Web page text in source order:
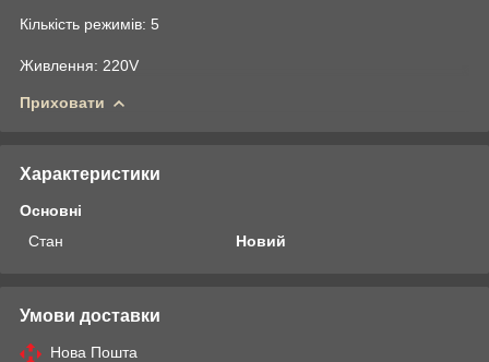
Кількість режимів: 5
Живлення: 220V
Приховати
Характеристики
Основні
Стан
Новий
Умови доставки
Нова Пошта